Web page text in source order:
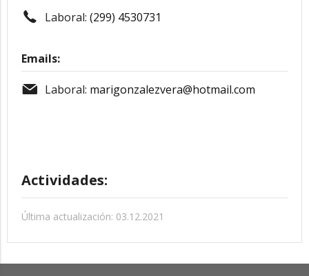
Laboral: (299) 4530731
Emails:
Laboral: marigonzalezvera@hotmail.com
Actividades:
Última actualización: 03.12.2021